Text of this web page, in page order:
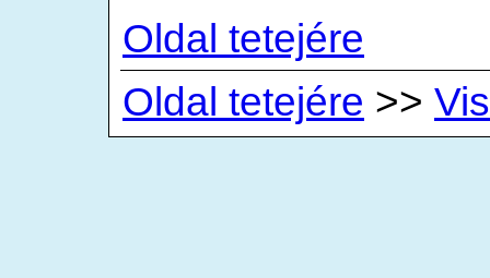
Oldal tetejére
Oldal tetejére >>